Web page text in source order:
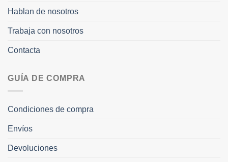
Hablan de nosotros
Trabaja con nosotros
Contacta
GUÍA DE COMPRA
Condiciones de compra
Envíos
Devoluciones